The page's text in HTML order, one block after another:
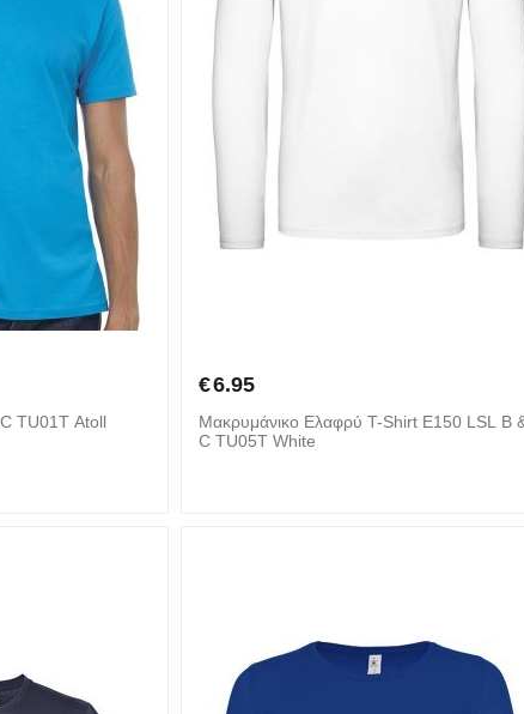
TU01T Atoll
€6.95
Mακρυμάνικο Ελαφρύ T-Shirt E150 LSL B
C TU05T White